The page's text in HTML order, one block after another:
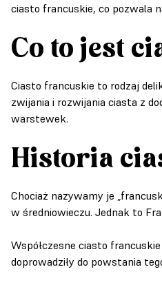
ciasto francuskie, co pozwala
Co to jest
Ciasto francuskie to rodzaj
zwijania i rozwijania ciasta z
warstewek.
Historia
Chociaż nazywamy je
w średniowieczu. Jednak to
Współczesne ciasto
doprowadziły do powstania